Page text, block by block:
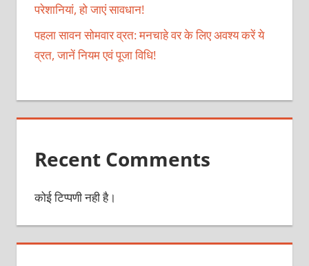
परेशानियां, हो जाएं सावधान!
पहला सावन सोमवार व्रत: मनचाहे वर के लिए अवश्य करें ये
व्रत, जानें नियम एवं पूजा विधि!
Recent Comments
कोई टिप्पणी नही है।